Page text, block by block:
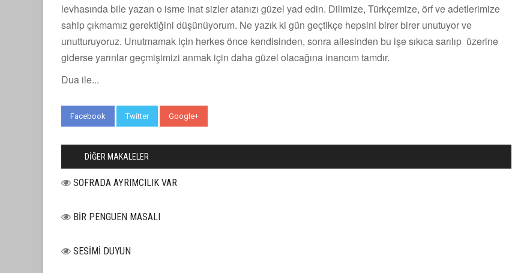
levhasında bile yazan o isme inat sizler atanızı güzel yad edin. Dilimize, Türkçemize, örf ve adetlerimize
sahip çıkmamız gerektiğini düşünüyorum. Ne yazık ki gün geçtikçe hepsini birer birer unutuyor ve
unutturuyoruz. Unutmamak için herkes önce kendisinden, sonra ailesinden bu işe sıkıca sarılıp üzerine
giderse yarınlar geçmişimizi anmak için daha güzel olacağına inancım tamdır.
Dua ile...
Facebook Twitter Google+
DİĞER MAKALELER
SOFRADA AYRIMCILIK VAR
BİR PENGUEN MASALI
SESİMİ DUYUN